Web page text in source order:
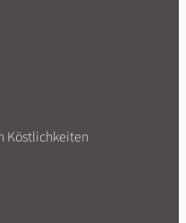
Köstlichkeiten